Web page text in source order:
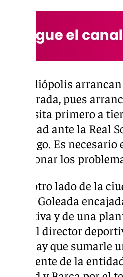
En Heliópolis
temporada, pues
con visita primero a
rivalidad ante la Real
domingo. Es
solucionar los
En el otro lado de la
mejor. Goleada
deportiva y de una
mira al director
esto, hay que sumarle
presidente de la